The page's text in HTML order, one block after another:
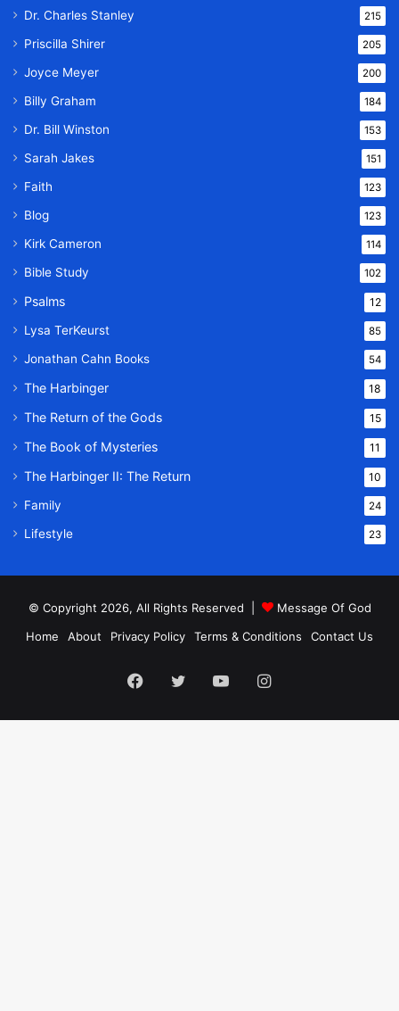
Dr. Charles Stanley 215
Priscilla Shirer 205
Joyce Meyer 200
Billy Graham 184
Dr. Bill Winston 153
Sarah Jakes 151
Faith 123
Blog 123
Kirk Cameron 114
Bible Study 102
Psalms 12
Lysa TerKeurst 85
Jonathan Cahn Books 54
The Harbinger 18
The Return of the Gods 15
The Book of Mysteries 11
The Harbinger II: The Return 10
Family 24
Lifestyle 23
© Copyright 2026, All Rights Reserved |
Message Of God
Home
About Privacy Policy Terms & Conditions Contact Us
Facebook
TwitterYouTubeInstagram